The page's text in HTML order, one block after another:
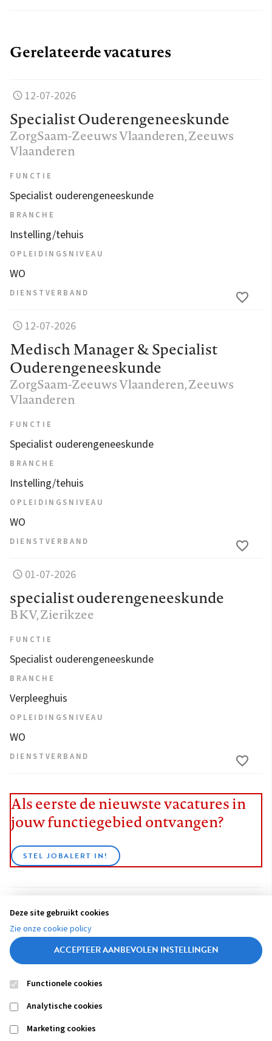
Gerelateerde vacatures
12-07-2026
Specialist Ouderengeneeskunde
ZorgSaam-Zeeuws Vlaanderen, Zeeuws
Vlaanderen
FUNCTIE
Specialist ouderengeneeskunde
BRANCHE
Instelling/tehuis
OPLEIDINGSNIVEAU
WO
DIENSTVERBAND
12-07-2026
Medisch Manager & Specialist
Ouderengeneeskunde
ZorgSaam-Zeeuws Vlaanderen, Zeeuws
Vlaanderen
FUNCTIE
Specialist ouderengeneeskunde
BRANCHE
Instelling/tehuis
OPLEIDINGSNIVEAU
WO
DIENSTVERBAND
01-07-2026
specialist ouderengeneeskunde
BKV, Zierikzee
FUNCTIE
Specialist ouderengeneeskunde
BRANCHE
Verpleeghuis
OPLEIDINGSNIVEAU
WO
DIENSTVERBAND
Als eerste de nieuwste vacatures in
jouw functiegebied ontvangen?
STEL JOBALERT IN!
BEKIJK ALLE VACATURES
Footer
navigation
Deze site gebruikt cookies
Zie onze cookie policy
ACCEPTEER AANBEVOLEN INSTELLINGEN
Functionele cookies
Analytische cookies
Marketing cookies